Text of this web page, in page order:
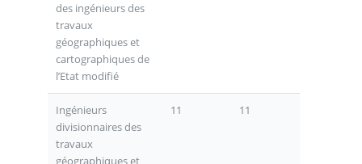
des ingénieurs des
travaux
géographiques et
cartographiques de
l’Etat modifié
Ingénieurs
divisionnaires des
travaux
géographiques et
11 11